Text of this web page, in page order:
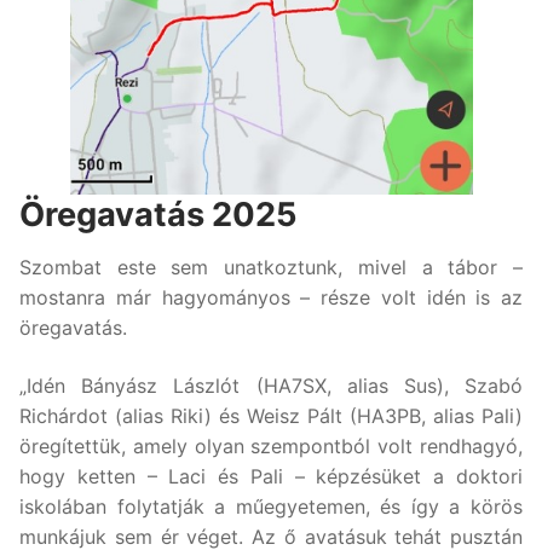
Öregavatás 2025
Szombat este sem unatkoztunk, mivel a tábor –
mostanra már hagyományos – része volt idén is az
öregavatás.
„Idén Bányász Lászlót (HA7SX, alias Sus), Szabó
Richárdot (alias Riki) és Weisz Pált (HA3PB, alias Pali)
öregítettük, amely olyan szempontból volt rendhagyó,
hogy ketten – Laci és Pali – képzésüket a doktori
iskolában folytatják a műegyetemen, és így a körös
munkájuk sem ér véget. Az ő avatásuk tehát pusztán